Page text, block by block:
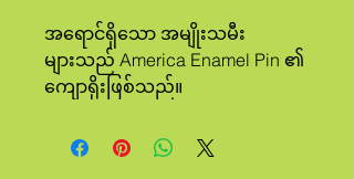
အရောင်ရှိသော အမျိုးသမီး
များသည် America Enamel Pin ၏
ကျောရိုးဖြစ်သည်။